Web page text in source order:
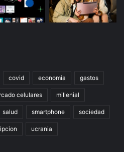
covid economia gastos
celulares millenial
salud smartphone sociedad
ucrania